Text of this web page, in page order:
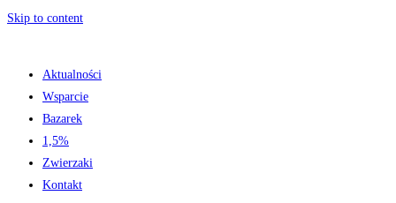
Skip to content
Aktualności
Wsparcie
Bazarek
1,5%
Zwierzaki
Kontakt